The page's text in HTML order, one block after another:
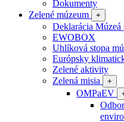
Dokumenty
Zelené múzeum
+
Deklarácia
EWOBOX
Uhlíková stopa
Európsky
Zelené aktivity
Zelená misia
+
OMPaEV